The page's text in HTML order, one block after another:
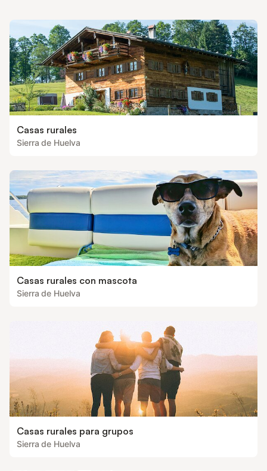
Casas rurales
Sierra de Huelva
Casas rurales con mascota
Sierra de Huelva
Casas rurales para grupos
Sierra de Huelva